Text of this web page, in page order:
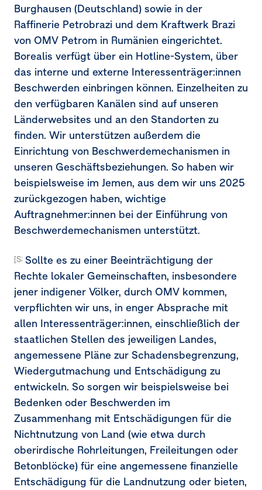
Burghausen (Deutschland) sowie in der
Raffinerie Petrobrazi und dem Kraftwerk Brazi
von OMV Petrom in Rumänien eingerichtet.
Borealis verfügt über ein Hotline-System, über
das interne und externe Interessenträger:innen
Beschwerden einbringen können. Einzelheiten zu
den verfügbaren Kanälen sind auf unseren
Länderwebsites und an den Standorten zu
finden. Wir unterstützen außerdem die
Einrichtung von Beschwerdemechanismen in
unseren Geschäftsbeziehungen. So haben wir
beispielsweise im Jemen, aus dem wir uns 2025
zurückgezogen haben, wichtige
Auftragnehmer:innen bei der Einführung von
Beschwerdemechanismen unterstützt.
[S3-3.AR 22]
Sollte es zu einer Beeinträchtigung der
Rechte lokaler Gemeinschaften, insbesondere
jener indigener Völker, durch OMV kommen,
verpflichten wir uns, in enger Absprache mit
allen Interessenträger:innen, einschließlich der
staatlichen Stellen des jeweiligen Landes,
angemessene Pläne zur Schadensbegrenzung,
Wiedergutmachung und Entschädigung zu
entwickeln. So sorgen wir beispielsweise bei
Bedenken oder Beschwerden im
Zusammenhang mit Entschädigungen für die
Nichtnutzung von Land (wie etwa durch
oberirdische Rohrleitungen, Freileitungen oder
Betonblöcke) für eine angemessene finanzielle
Entschädigung für die Landnutzung oder bieten,